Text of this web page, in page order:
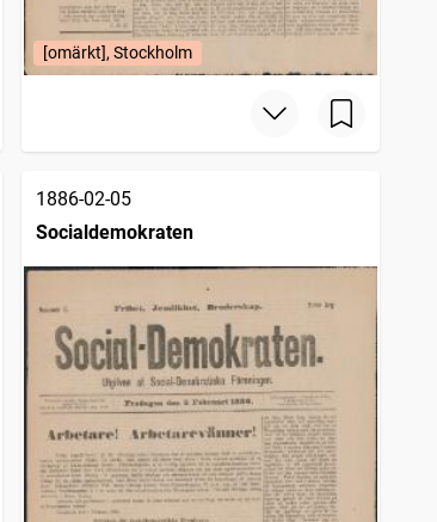
[omärkt], Stockholm
1886-02-05
Socialdemokraten